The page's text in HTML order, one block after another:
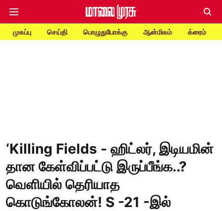
முகப்பு செய்தி பொழுதுபோக்கு ஆன்மிகம் க்ரைம்
‘Killing Fields - ஹிட்லர், இடியமின்
தான கேள்விப்பட்டு இருப்பீங்க..?
வெளியில் தெரியாத
கொடுங்கோலன்! S -21 -இல்